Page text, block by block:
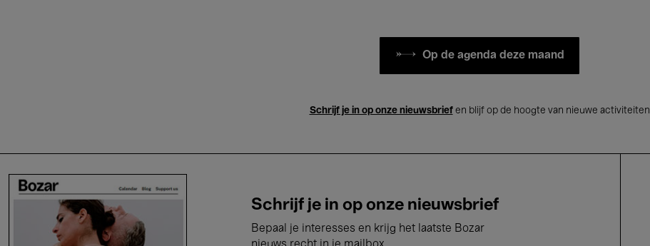
Op de agenda deze maand
Schrijf je in op onze nieuwsbriefen blijf op de hoogte van nieuwe activiteiten
Schrijf je in op onze nieuwsbrief
Bepaal je interesses en krijg het laatste Bozar